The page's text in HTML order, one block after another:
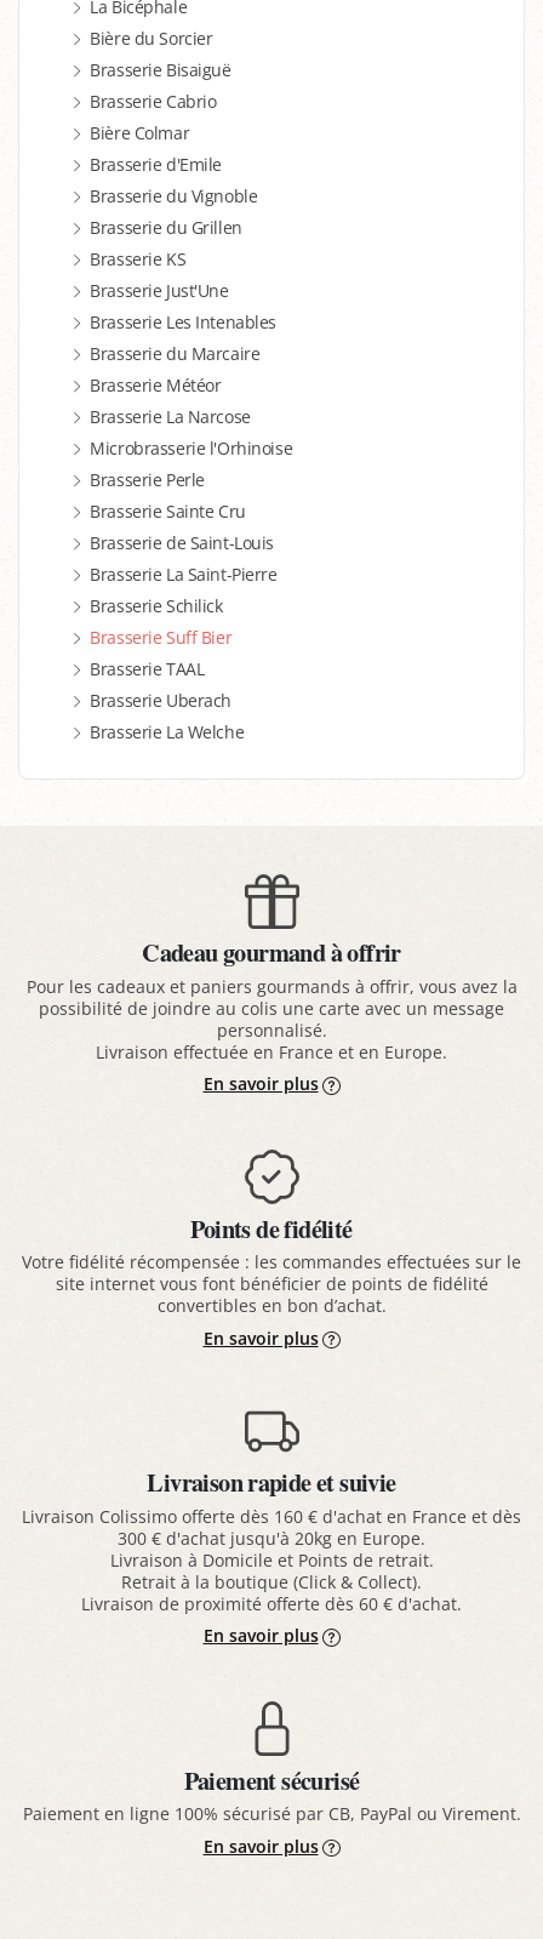
La Bicéphale
Bière du Sorcier
Brasserie Bisaiguë
Brasserie Cabrio
Bière Colmar
Brasserie d'Emile
Brasserie du Vignoble
Brasserie du Grillen
Brasserie KS
Brasserie Just'Une
Brasserie Les Intenables
Brasserie du Marcaire
Brasserie Météor
Brasserie La Narcose
Microbrasserie l'Orhinoise
Brasserie Perle
Brasserie Sainte Cru
Brasserie de Saint-Louis
Brasserie La Saint-Pierre
Brasserie Schilick
Brasserie Suff Bier
Brasserie TAAL
Brasserie Uberach
Brasserie La Welche
Cadeau gourmand à offrir
Pour les cadeaux et paniers gourmands à offrir, vous avez la
possibilité de joindre au colis une carte avec un message
personnalisé.
Livraison effectuée en France et en Europe.
En savoir plus
Points de fidélité
Votre fidélité récompensée : les commandes effectuées sur le
site internet vous font bénéficier de points de fidélité
convertibles en bon d’achat.
En savoir plus
Livraison rapide et suivie
Livraison Colissimo offerte dès 160 € d'achat en France et dès
300 € d'achat jusqu'à 20kg en Europe.
Livraison à Domicile et Points de retrait.
Retrait à la boutique (Click & Collect).
Livraison de proximité offerte dès 60 € d'achat.
En savoir plus
Paiement sécurisé
Paiement en ligne 100% sécurisé par CB, PayPal ou Virement.
En savoir plus